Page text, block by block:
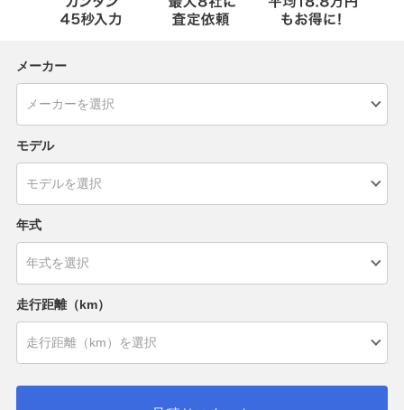
メーカー
モデル
年式
走行距離（km）